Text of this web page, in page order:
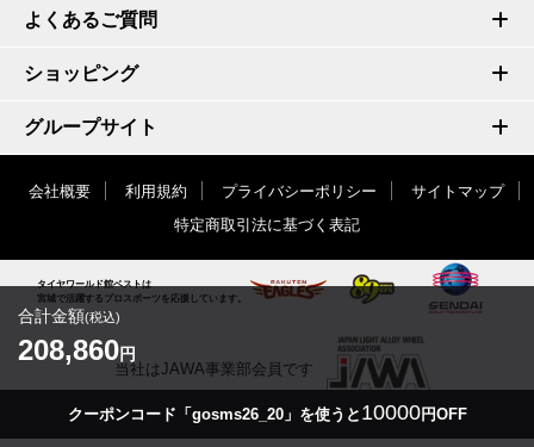
合計金額(税込)
208,860円
クーポンコード「gosms26_20」を使うと 10000円OFF
よくあるご質問
ショッピング
グループサイト
会社概要 利用規約 プライバシーポリシー
サイトマップ
特定商取引法に基づく表記
タイヤワールド館ベストは
宮城で活躍するプロスポーツを応援しています。
当社はJAWA事業部会員です